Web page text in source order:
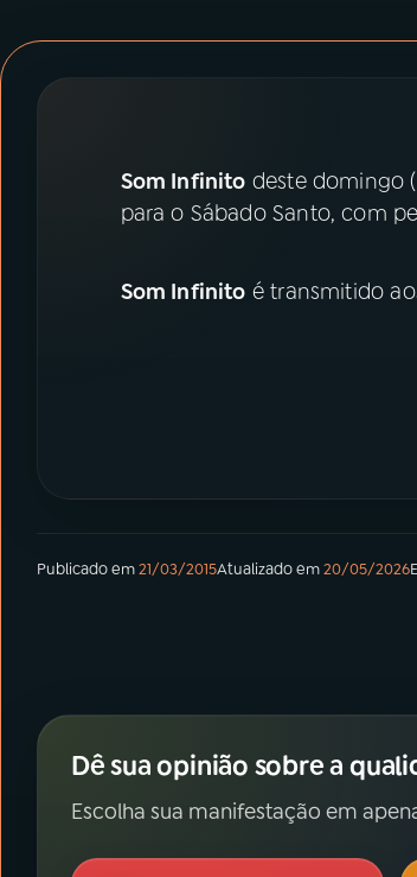
PRÊMIO RÁDIO MEC
YouTube Facebook
Som Infinito deste domingo
para o Sábado Santo, com
Som Infinito é transmitido
Publicado em21/03/2015Atualizado em20/05/2026
Dê sua opinião sobre a
Escolha sua manifestação em